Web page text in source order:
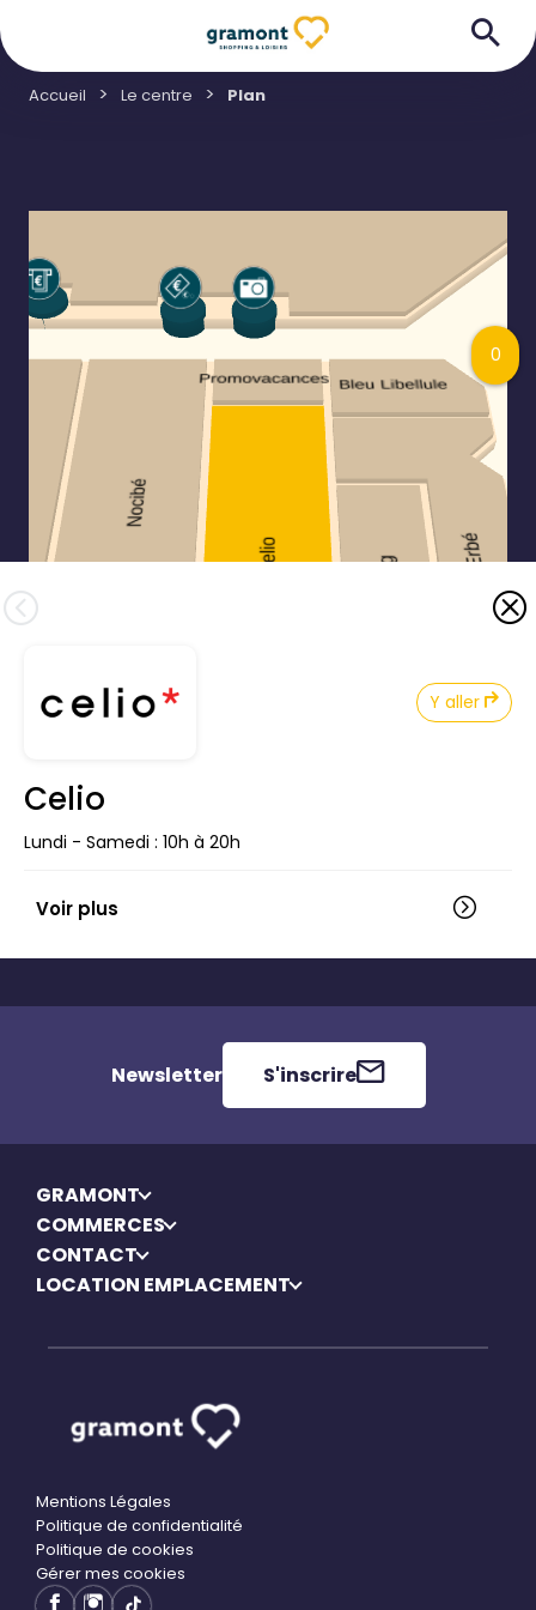
Accueil Le centre Plan
Y aller
Celio
Lundi - Samedi : 10h à 20h
Voir plus
0
Newsletter S'inscrire
GRAMONT
COMMERCES
CONTACT
LOCATION EMPLACEMENT
Mentions Légales
Politique de confidentialité
Politique de cookies
Gérer mes cookies